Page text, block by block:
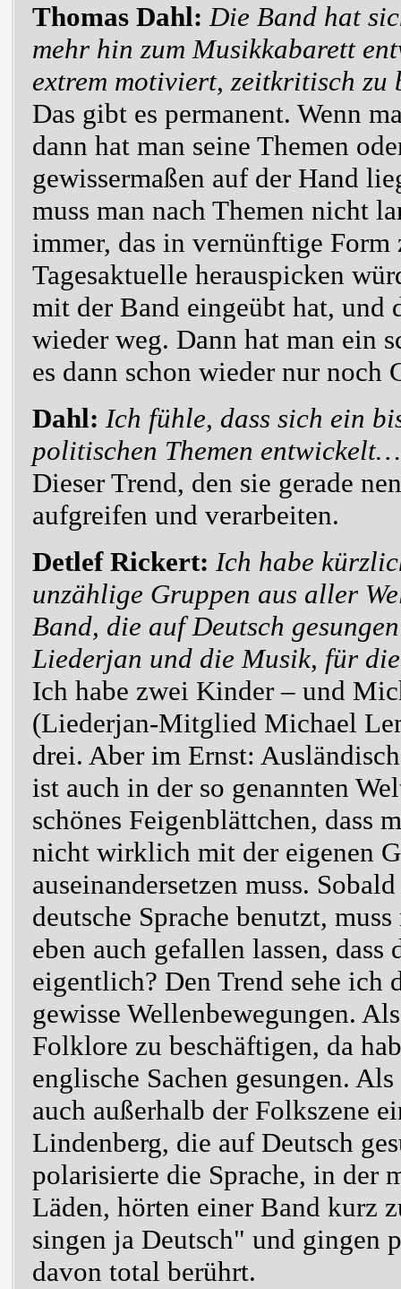
Thomas Dahl: Die Band hat
mehr hin zum Musikkabarett
extrem motiviert, zeitkritisch zu
Das gibt es permanent. Wenn
dann hat man seine Themen
gewissermaßen auf der Hand
muss man nach Themen nicht
immer, das in vernünftige Form
Tagesaktuelle herauspicken
mit der Band eingeübt hat, und
wieder weg. Dann hat man ein
es dann schon wieder nur noch
Dahl: Ich fühle, dass sich ein
politischen Themen entwickelt…
Dieser Trend, den sie gerade
aufgreifen und verarbeiten.
Detlef Rickert: Ich habe
unzählige Gruppen aus aller
Band, die auf Deutsch
Liederjan und die Musik, für
Ich habe zwei Kinder – und
(Liederjan-Mitglied Michael
drei. Aber im Ernst:
ist auch in der so genannten
schönes Feigenblättchen, dass
nicht wirklich mit der eigenen
auseinandersetzen muss.
deutsche Sprache benutzt,
eben auch gefallen lassen,
eigentlich? Den Trend sehe ich
gewisse Wellenbewegungen.
Folklore zu beschäftigen, da
englische Sachen gesungen.
auch außerhalb der Folkszene
Lindenberg, die auf Deutsch
polarisierte die Sprache, in der
Läden, hörten einer Band kurz
singen ja Deutsch" und gingen
davon total berührt.